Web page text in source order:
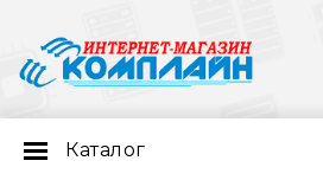
Каталог